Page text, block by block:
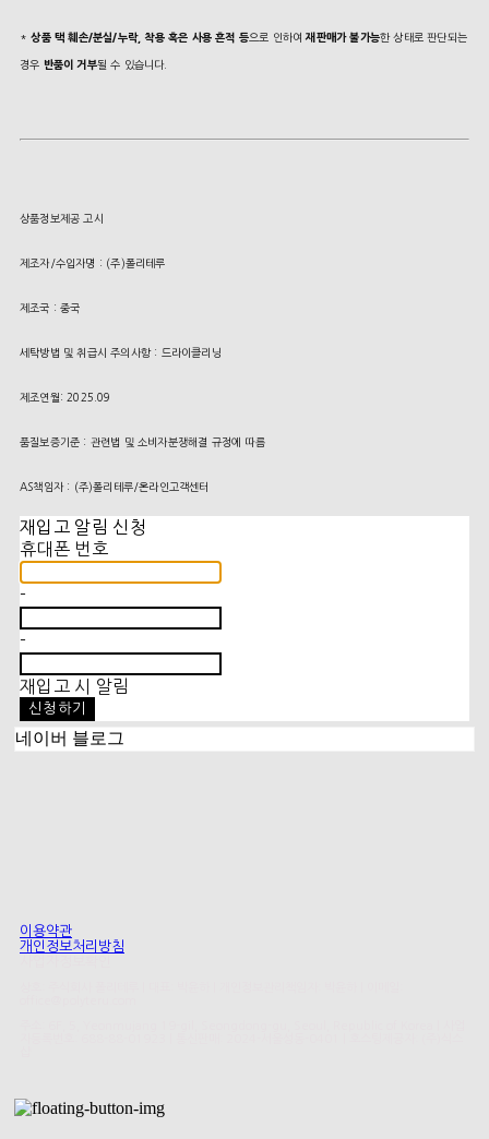
*상품 택 훼손/분실/누락, 착용 혹은 사용 흔적 등으로 인하여재판매가 불가능한 상태로 판단되는
경우 반품이 거부될 수 있습니다.
상품정보제공 고시
제조자/수입자명 : (주)폴리테루
제조국 : 중국
세탁방법 및 취급시 주의사항 : 드라이클리닝
제조연월: 2025.09
품질보증기준 : 관련법 및 소비자분쟁해결 규정에 따름
AS책임자 : (주)폴리테루/온라인고객센터
재입고 알림 신청
휴대폰 번호
-
-
재입고 시 알림
신청하기
네이버 블로그
이용약관
개인정보처리방침